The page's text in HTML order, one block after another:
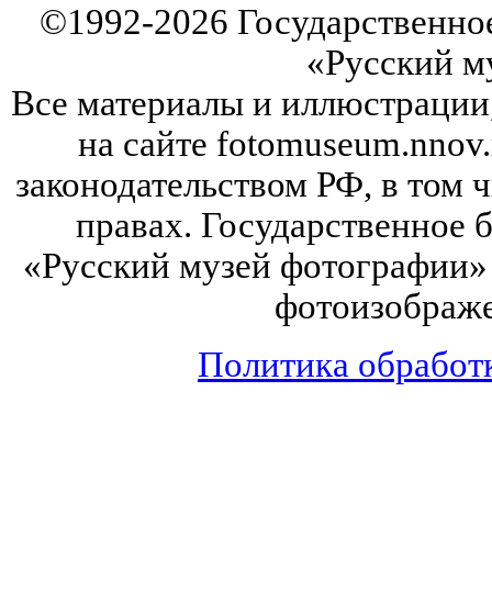
©1992-2026
«Русский
Все материалы и
на сайте
законодательством РФ, в том
правах.
«Русский музей
Политика